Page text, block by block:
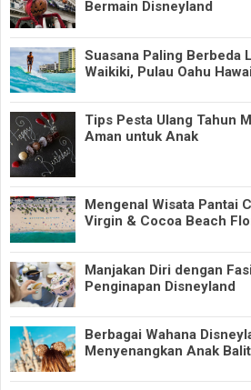
Bermain Disneyland
Suasana Paling Berbeda
Waikiki, Pulau Oahu
Tips Pesta Ulang Tahun
Aman untuk Anak
Mengenal Wisata Pantai
Virgin & Cocoa Beach
Manjakan Diri dengan
Penginapan Disneyland
Berbagai Wahana
Menyenangkan Anak